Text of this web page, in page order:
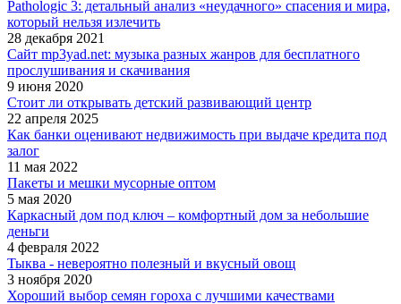
Pathologic 3: детальный анализ «неудачного» спасения и мира,
который нельзя излечить
28 декабря 2021
Сайт mp3yad.net: музыка разных жанров для бесплатного
прослушивания и скачивания
9 июня 2020
Стоит ли открывать детский развивающий центр
22 апреля 2025
Как банки оценивают недвижимость при выдаче кредита под
залог
11 мая 2022
Пакеты и мешки мусорные оптом
5 мая 2020
Каркасный дом под ключ – комфортный дом за небольшие
деньги
4 февраля 2022
Тыква - невероятно полезный и вкусный овощ
3 ноября 2020
Хороший выбор семян гороха с лучшими качествами